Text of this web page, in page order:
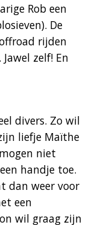
Rob een
De
rijden
zelf! En
divers. Zo wil
liefje Maïthe
niet
handje toe.
dan weer voor
een
wil graag zijn